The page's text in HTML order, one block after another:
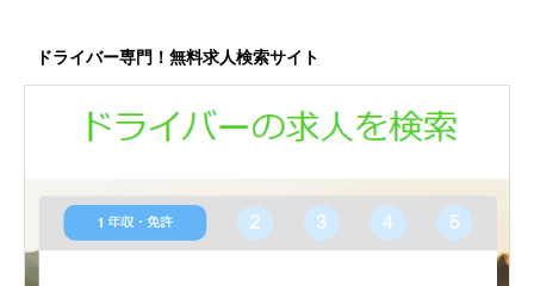
ドライバー専門！無料求人検索サイト